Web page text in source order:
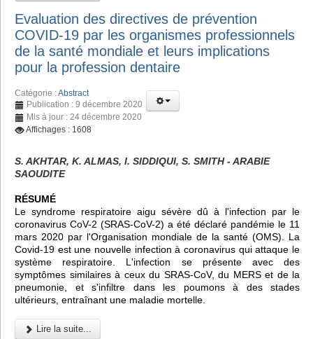
Evaluation des directives de prévention
COVID-19 par les organismes professionnels
de la santé mondiale et leurs implications
pour la profession dentaire
Catégorie :Abstract
Publication : 9 décembre 2020
Mis à jour : 24 décembre 2020
Affichages : 1608
S. AKHTAR, K. ALMAS, I. SIDDIQUI, S. SMITH - ARABIE
SAOUDITE
RÉSUMÉ
Le syndrome respiratoire aigu sévère dû à l'infection par le
coronavirus CoV-2 (SRAS-CoV-2) a été déclaré pandémie le 11
mars 2020 par l'Organisation mondiale de la santé (OMS). La
Covid-19 est une nouvelle infection à coronavirus qui attaque le
système respiratoire. L'infection se présente avec des
symptômes similaires à ceux du SRAS-CoV, du MERS et de la
pneumonie, et s'infiltre dans les poumons à des stades
ultérieurs, entraînant une maladie mortelle.
Lire la suite...